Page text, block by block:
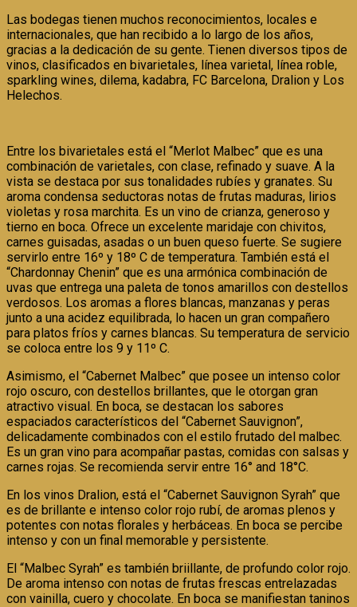
Las bodegas tienen muchos reconocimientos, locales e
internacionales, que han recibido a lo largo de los años,
gracias a la dedicación de su gente. Tienen diversos tipos de
vinos, clasificados en bivarietales, línea varietal, línea roble,
sparkling wines, dilema, kadabra, FC Barcelona, Dralion y Los
Helechos.
Entre los bivarietales está el “Merlot Malbec” que es una
combinación de varietales, con clase, refinado y suave. A la
vista se destaca por sus tonalidades rubíes y granates. Su
aroma condensa seductoras notas de frutas maduras, lirios
violetas y rosa marchita. Es un vino de crianza, generoso y
tierno en boca. Ofrece un excelente maridaje con chivitos,
carnes guisadas, asadas o un buen queso fuerte. Se sugiere
servirlo entre 16º y 18º C de temperatura. También está el
“Chardonnay Chenin” que es una armónica combinación de
uvas que entrega una paleta de tonos amarillos con destellos
verdosos. Los aromas a flores blancas, manzanas y peras
junto a una acidez equilibrada, lo hacen un gran compañero
para platos fríos y carnes blancas. Su temperatura de servicio
se coloca entre los 9 y 11º C.
Asimismo, el “Cabernet Malbec” que posee un intenso color
rojo oscuro, con destellos brillantes, que le otorgan gran
atractivo visual. En boca, se destacan los sabores
espaciados característicos del “Cabernet Sauvignon”,
delicadamente combinados con el estilo frutado del malbec.
Es un gran vino para acompañar pastas, comidas con salsas y
carnes rojas. Se recomienda servir entre 16° and 18°C.
En los vinos Dralion, está el “Cabernet Sauvignon Syrah” que
es de brillante e intenso color rojo rubí, de aromas plenos y
potentes con notas florales y herbáceas. En boca se percibe
intenso y con un final memorable y persistente.
El “Malbec Syrah” es también briillante, de profundo color rojo.
De aroma intenso con notas de frutas frescas entrelazadas
con vainilla, cuero y chocolate. En boca se manifiestan taninos